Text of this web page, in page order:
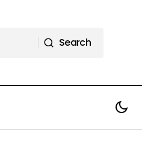
Search